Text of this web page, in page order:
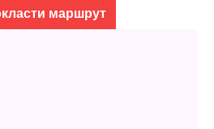
маршрут